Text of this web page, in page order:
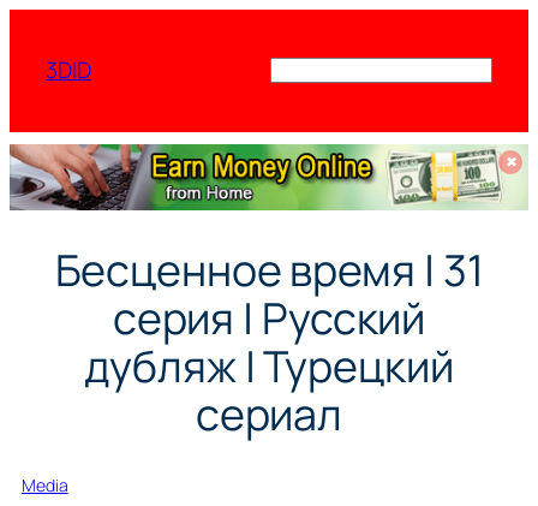
содержимому
3DID
✖
Бесценное время | 31
серия | Русский
дубляж | Турецкий
сериал
Media